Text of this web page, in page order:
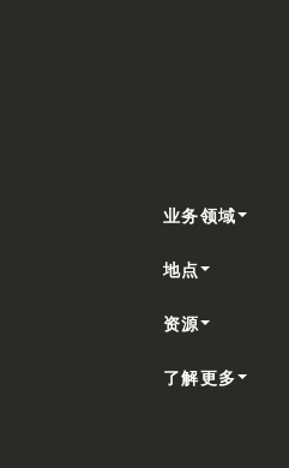
业务领域
地点
资源
了解更多